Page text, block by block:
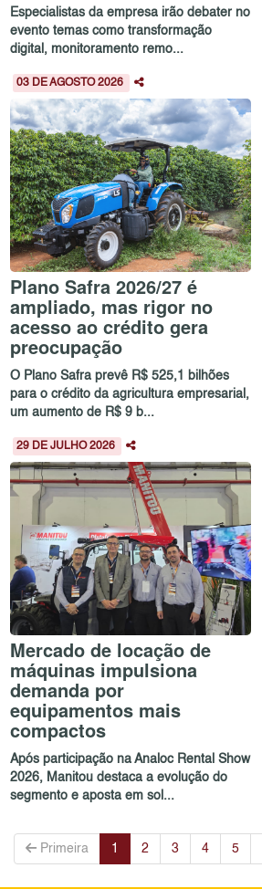
Especialistas da empresa irão debater no
evento temas como transformação
digital, monitoramento remo...
03 DE AGOSTO 2026
Plano Safra 2026/27 é
ampliado, mas rigor no
acesso ao crédito gera
preocupação
O Plano Safra prevê R$ 525,1 bilhões
para o crédito da agricultura empresarial,
um aumento de R$ 9 b...
29 DE JULHO 2026
Mercado de locação de
máquinas impulsiona
demanda por
equipamentos mais
compactos
Após participação na Analoc Rental Show
2026, Manitou destaca a evolução do
segmento e aposta em sol...
Primeira 1 2 3 4 5